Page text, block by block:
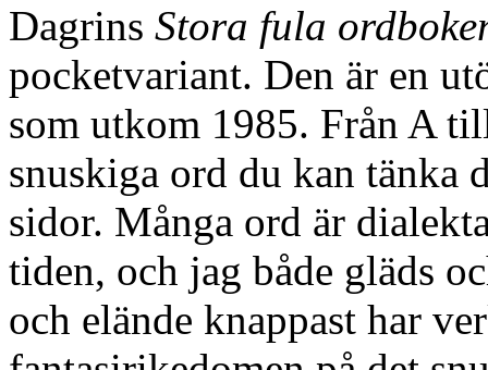
Dagrins Stora fula
pocketvariant. Den är en
som utkom 1985. Från A
snuskiga ord du kan tänka
sidor. Många ord är
tiden, och jag både gläds
och elände knappast har